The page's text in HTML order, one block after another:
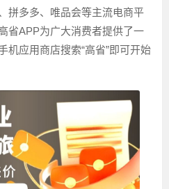
拼多多、唯品会等主流电商平
省APP为广大消费者提供了一
机应用商店搜索“高省”即可开始